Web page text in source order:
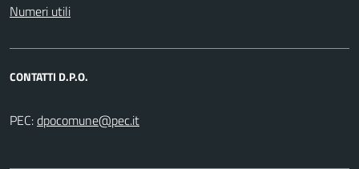
Numeri utili
CONTATTI D.P.O.
PEC: